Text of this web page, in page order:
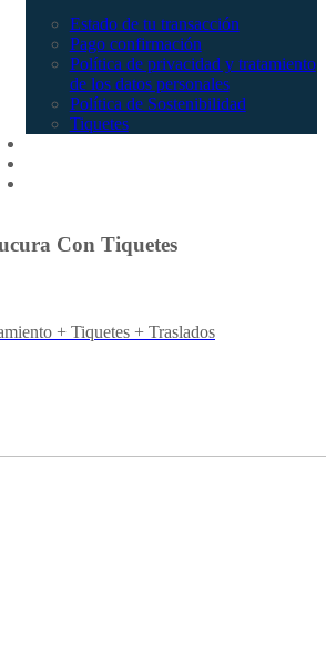
Estado de tu transacción
Pago confirmación
Política de privacidad y tratamiento
de los datos personales
Política de Sostenibilidad
Tiquetes
Con Tiquetes
+ Tiquetes + Traslados